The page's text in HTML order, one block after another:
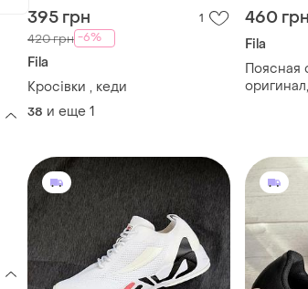
395 грн 1
420 грн -6%
Fila
Кросівки , кеди
38 и еще 1
460 грн
Fila
Поясная